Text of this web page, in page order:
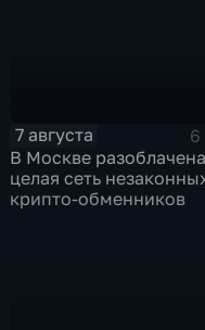
7 августа
В Москве разоблачена
целая сеть
крипто-обменников